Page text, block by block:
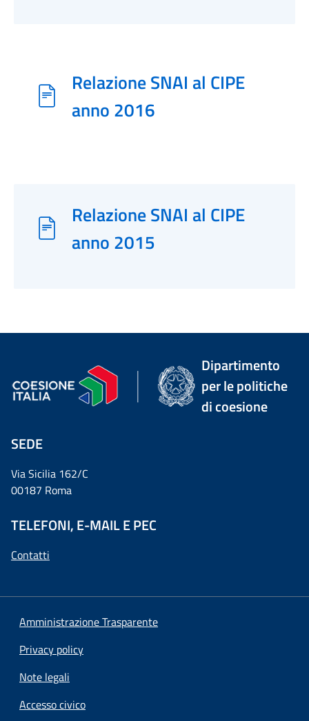
Relazione SNAI al CIPE
anno 2016
Relazione SNAI al CIPE
anno 2015
Dipartimento
per le politiche
di coesione
SEDE
Via Sicilia 162/C
00187 Roma
TELEFONI, E-MAIL E PEC
Contatti
Amministrazione Trasparente
Privacy policy
Note legali
Accesso civico